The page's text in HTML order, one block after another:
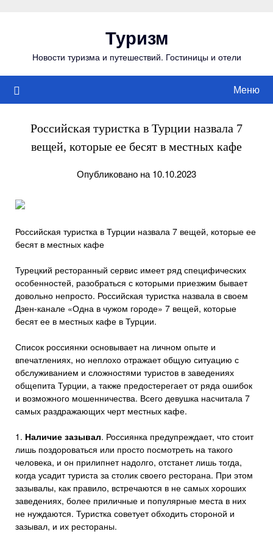
Туризм
Новости туризма и путешествий. Гостиницы и отели
Меню
Российская туристка в Турции назвала 7
вещей, которые ее бесят в местных кафе
Опубликовано на 10.10.2023
Российская туристка в Турции назвала 7 вещей, которые ее
бесят в местных кафе
Турецкий ресторанный сервис имеет ряд специфических
особенностей, разобраться с которыми приезжим бывает
довольно непросто. Российская туристка назвала в своем
Дзен-канале «Одна в чужом городе» 7 вещей, которые
бесят ее в местных кафе в Турции.
Список россиянки основывает на личном опыте и
впечатлениях, но неплохо отражает общую ситуацию с
обслуживанием и сложностями туристов в заведениях
общепита Турции, а также предостерегает от ряда ошибок
и возможного мошенничества. Всего девушка насчитала 7
самых раздражающих черт местных кафе.
1. Наличие зазывал. Россиянка предупреждает, что стоит
лишь поздороваться или просто посмотреть на такого
человека, и он прилипнет надолго, отстанет лишь тогда,
когда усадит туриста за столик своего ресторана. При этом
зазывалы, как правило, встречаются в не самых хороших
заведениях, более приличные и популярные места в них
не нуждаются. Туристка советует обходить стороной и
зазывал, и их рестораны.